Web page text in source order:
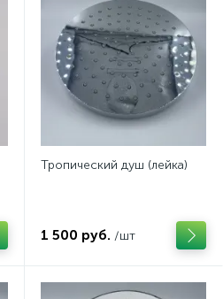
Тропический душ (лейка)
1 500 руб. /шт